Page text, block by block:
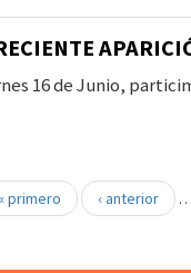
16 de Junio,
« primero ‹ anterior …